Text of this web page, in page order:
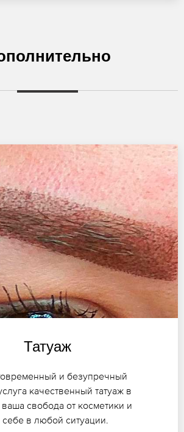
Татуаж
и безупречный
качественный татуаж в
свобода от косметики и
в любой ситуации.